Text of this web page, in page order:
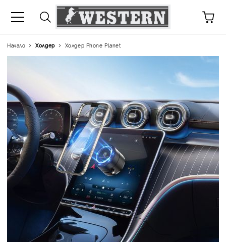
Начало Холдер Холдер Phone Planet